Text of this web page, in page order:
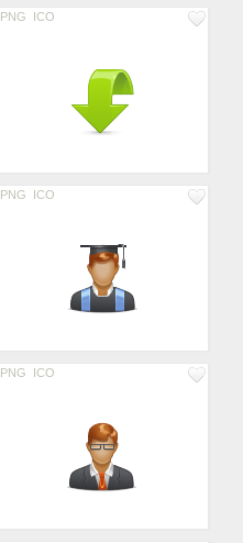
PNG ICO
PNG ICO
PNG ICO